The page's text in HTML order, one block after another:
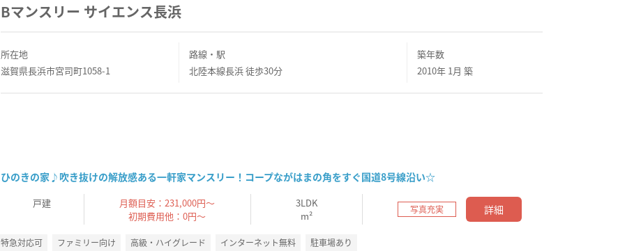
Bマンスリー サイエンス長浜
所在地
滋賀県長浜市宮司町1058-1
路線・駅
北陸本線長浜 徒歩30分
築年数
2010年 1月 築
ひのきの家♪吹き抜けの解放感ある一軒家マンスリー！コープながはまの角をすぐ国道8号線沿い☆
戸建
月額目安：231,000円～
初期費用他：0円～
3LDK
m²
写真充実 詳細
特急対応可 ファミリー向け 高級・ハイグレード インターネット無料 駐車場あり